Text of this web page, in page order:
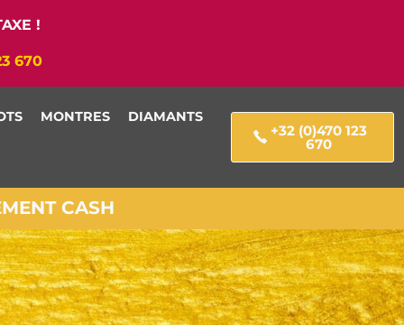
!
670
MONTRES DIAMANTS
+32 (0)470 123
670
CASH